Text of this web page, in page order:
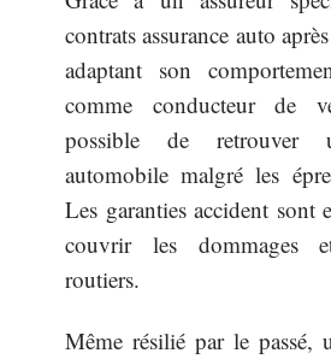
contrats assurance auto
adaptant son
comme conducteur de
possible de retrouver
automobile malgré les
Les garanties accident sont
couvrir les dommages
routiers.
Même résilié par le passé,